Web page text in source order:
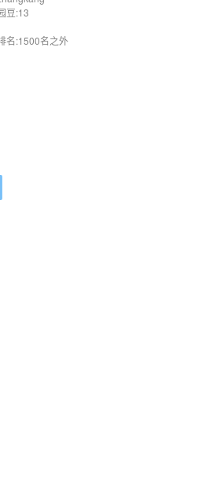
豆:13
名:1500名之外